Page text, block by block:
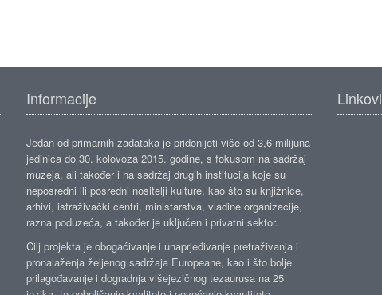
Informacije
Jedan od primarnih zadataka je pridonijeti više od 3,6 milijuna
jedinica do 30. kolovoza 2015. godine, s fokusom na sadržaj
muzeja, ali također i na sadržaj drugih institucija koje su
neposredni ili posredni nositelji kulture, kao što su knjižnice,
arhivi, istraživački centri, ministarstva, vladine organizacije,
razna poduzeća, a također je uključen i privatni sektor.
Cilj projekta je obogaćivanje i unaprjeđivanje pretraživanja i
pronalaženja željenog sadržaja Europeane, kao i što bolje
prilagođavanje i dogradnja višejezičnog tezaurusa na 25
Linkovi